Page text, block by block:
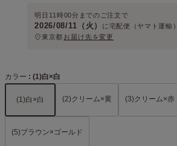
明日 11時00分 までのご注文で
2026/08/11（火） に 宅配便（ヤマト運輸）
東京都 お届け先を変更
カラー (1)白×白
(1)白×白 (2)クリーム×黄 (3)クリーム×赤
(5)ブラウン×ゴールド